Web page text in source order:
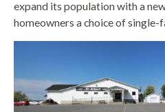
expand its population with a
homeowners a choice of single-